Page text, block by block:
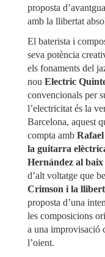
proposta
amb la llibertat
El baterista i
seva potència
els fonaments del
nou Electric
convencionals per
l’electricitat és la
Barcelona, ​​aquest
compta amb
la guitarra
Hernández al
d’alt voltatge que
Crimson i la
proposta d’una
les composicions
a una improvisació
l’oient.